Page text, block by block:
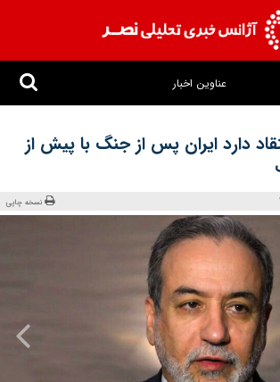
عناوین اخبار
دارد ایران پس از جنگ با پیش از
نسخه چاپی